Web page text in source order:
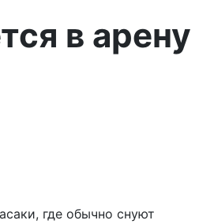
в арену
где обычно снуют